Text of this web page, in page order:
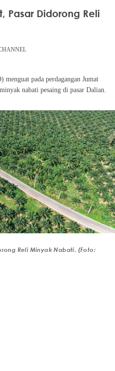
Pasar Didorong Reli
pada perdagangan Jumat
nabati pesaing di pasar Dalian.
Reli Minyak Nabati. (Foto: